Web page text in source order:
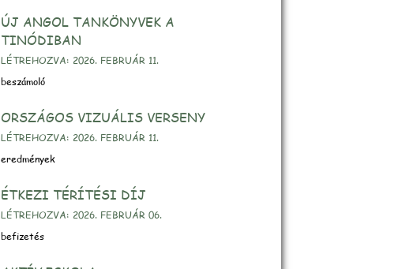
ÚJ ANGOL TANKÖNYVEK A
TINÓDIBAN
LÉTREHOZVA: 2026. FEBRUÁR 11.
beszámoló
ORSZÁGOS VIZUÁLIS VERSENY
LÉTREHOZVA: 2026. FEBRUÁR 11.
eredmények
ÉTKEZI TÉRÍTÉSI DÍJ
LÉTREHOZVA: 2026. FEBRUÁR 06.
befizetés